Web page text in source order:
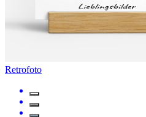
Retrofoto